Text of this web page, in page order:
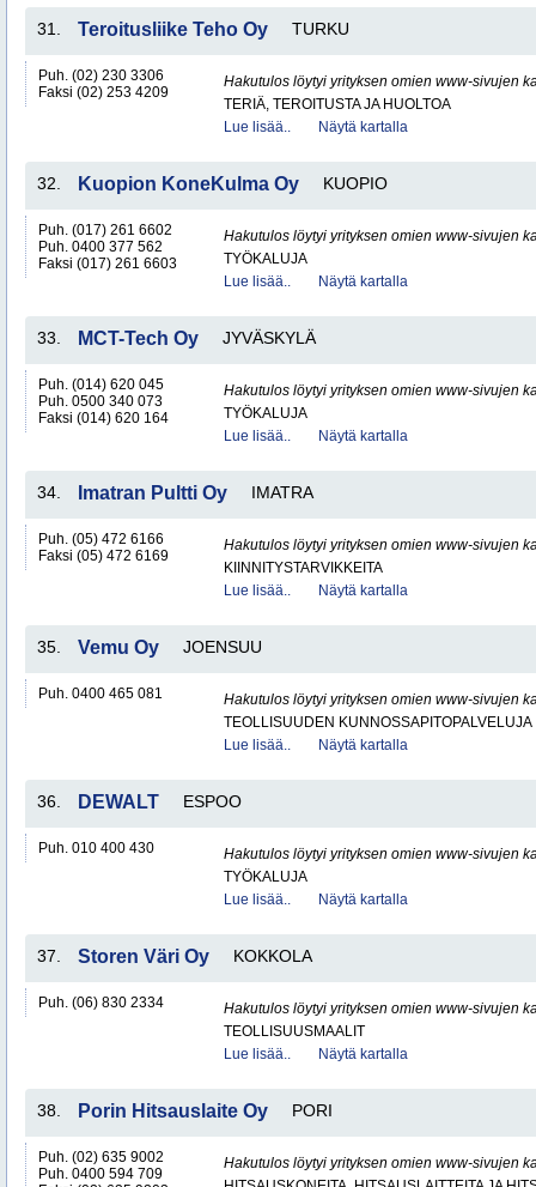
31. Teroitusliike Teho Oy TURKU
Puh. (02) 230 3306
Faksi (02) 253 4209
Hakutulos löytyi yrityksen omien www-sivujen
TERIÄ, TEROITUSTA JA HUOLTOA
Lue lisää..
Näytä kartalla
32. Kuopion KoneKulma Oy KUOPIO
Puh. (017) 261 6602
Puh. 0400 377 562
Faksi (017) 261 6603
Hakutulos löytyi yrityksen omien www-sivujen
TYÖKALUJA
Lue lisää..
Näytä kartalla
33. MCT-Tech Oy JYVÄSKYLÄ
Puh. (014) 620 045
Puh. 0500 340 073
Faksi (014) 620 164
Hakutulos löytyi yrityksen omien www-sivujen
TYÖKALUJA
Lue lisää..
Näytä kartalla
34. Imatran Pultti Oy IMATRA
Puh. (05) 472 6166
Faksi (05) 472 6169
Hakutulos löytyi yrityksen omien www-sivujen
KIINNITYSTARVIKKEITA
Lue lisää..
Näytä kartalla
35. Vemu Oy JOENSUU
Puh. 0400 465 081
Hakutulos löytyi yrityksen omien www-sivujen
TEOLLISUUDEN KUNNOSSAPITOPALVELUJA
Lue lisää..
Näytä kartalla
36. DEWALT ESPOO
Puh. 010 400 430
Hakutulos löytyi yrityksen omien www-sivujen
TYÖKALUJA
Lue lisää..
Näytä kartalla
37. Storen Väri Oy KOKKOLA
Puh. (06) 830 2334
Hakutulos löytyi yrityksen omien www-sivujen
TEOLLISUUSMAALIT
Lue lisää..
Näytä kartalla
38. Porin Hitsauslaite Oy PORI
Puh. (02) 635 9002
Puh. 0400 594 709
Hakutulos löytyi yrityksen omien www-sivujen